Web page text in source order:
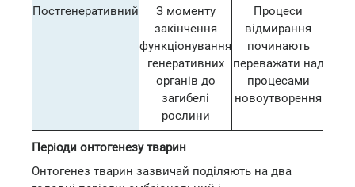
Постгенеративний
З моменту
закінчення
функціонування
генеративних
органів до
загибелі
рослини
Процеси
відмирання
починають
переважати над
процесами
новоутворення
Періоди онтогенезу тварин
Онтогенез тварин зазвичай поділяють на два